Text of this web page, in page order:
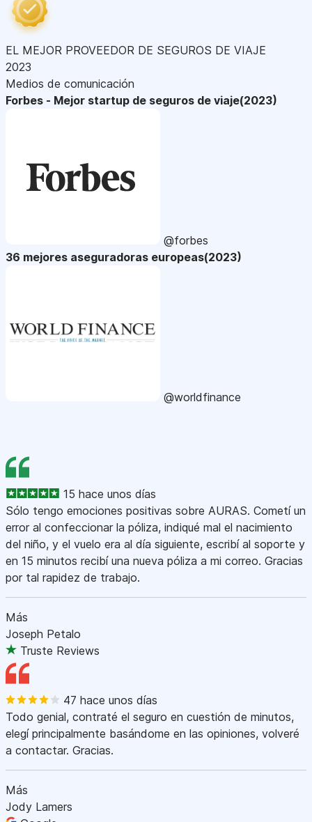
EL MEJOR PROVEEDOR DE SEGUROS DE VIAJE
2023
Medios de comunicación
Forbes - Mejor startup de seguros de viaje(2023)
@forbes
36 mejores aseguradoras europeas(2023)
@worldfinance
15 hace unos días
Sólo tengo emociones positivas sobre AURAS. Cometí un
error al confeccionar la póliza, indiqué mal el nacimiento
del niño, y el vuelo era al día siguiente, escribí al soporte y
en 15 minutos recibí una nueva póliza a mi correo. Gracias
por tal rapidez de trabajo.
Más
Joseph Petalo
Truste Reviews
47 hace unos días
Todo genial, contraté el seguro en cuestión de minutos,
elegí principalmente basándome en las opiniones, volveré
a contactar. Gracias.
Más
Jody Lamers